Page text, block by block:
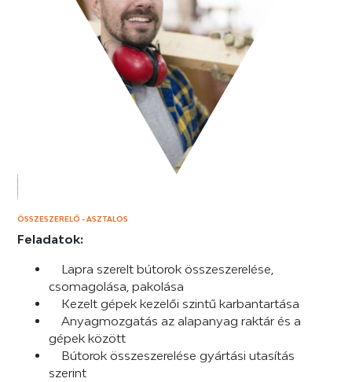
ÖSSZESZERELŐ - ASZTALOS
Feladatok:
Lapra szerelt bútorok összeszerelése,
csomagolása, pakolása
Kezelt gépek kezelői szintű karbantartása
Anyagmozgatás az alapanyag raktár és a
gépek között
Bútorok összeszerelése gyártási utasítás
szerint